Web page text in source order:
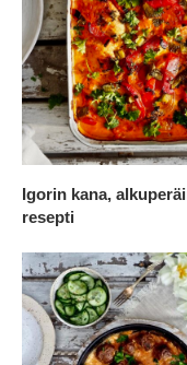
Igorin kana,
resepti